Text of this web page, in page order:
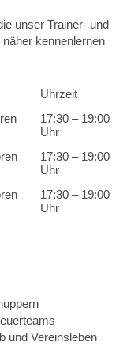
unser Trainer- und
kennenlernen
Uhrzeit
17:30 – 19:00
Uhr
17:30 – 19:00
Uhr
17:30 – 19:00
Uhr
und Vereinsleben